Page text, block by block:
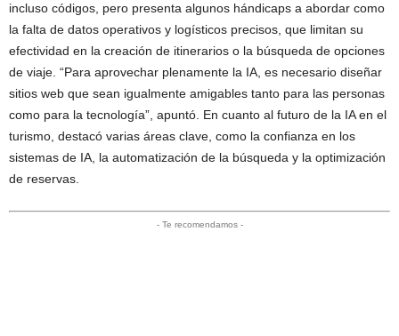
incluso códigos, pero presenta algunos hándicaps a abordar como
la falta de datos operativos y logísticos precisos, que limitan su
efectividad en la creación de itinerarios o la búsqueda de opciones
de viaje. “Para aprovechar plenamente la IA, es necesario diseñar
sitios web que sean igualmente amigables tanto para las personas
como para la tecnología”, apuntó. En cuanto al futuro de la IA en el
turismo, destacó varias áreas clave, como la confianza en los
sistemas de IA, la automatización de la búsqueda y la optimización
de reservas.
- Te recomendamos -